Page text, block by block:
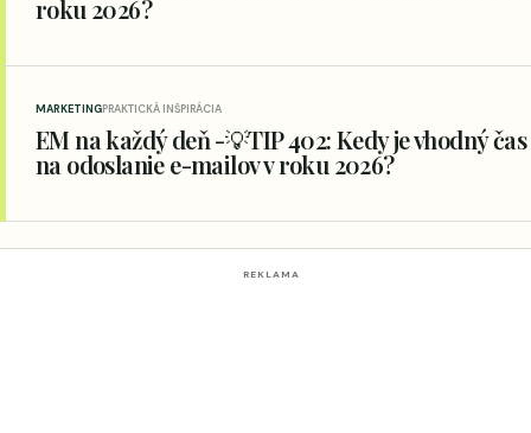
roku 2026?
MARKETINGPRAKTICKÁ INŠPIRÁCIA
EM na každý deň -💡TIP 402: Kedy je vhodný čas
na odoslanie e-mailov v roku 2026?
REKLAMA